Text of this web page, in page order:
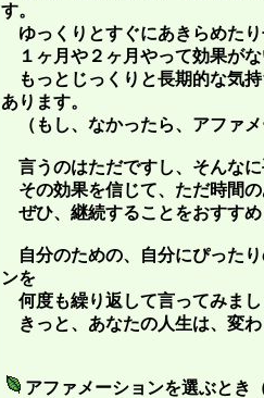
す。
ゆっくりとすぐにあきらめた
１ヶ月や２ヶ月やって効果が
もっとじっくりと長期的な気
あります。
（もし、なかったら、アファ
言うのはただですし、そんな
その効果を信じて、ただ時間
ぜひ、継続することをおすす
自分のための、自分にぴった
ンを
何度も繰り返して言ってみま
きっと、あなたの人生は、変
アファメーションを選ぶとき